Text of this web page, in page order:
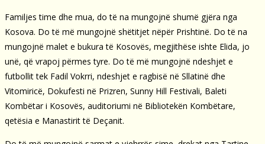
Familjes time dhe mua, do të na mungojnë shumë gjëra nga
Kosova. Do të më mungojnë shëtitjet nëpër Prishtinë. Do të na
mungojnë malet e bukura të Kosovës, megjithëse ishte Elida, jo
unë, që vrapoj përmes tyre. Do të më mungojnë ndeshjet e
futbollit tek Fadil Vokrri, ndeshjet e ragbisë në Sllatinë dhe
Vitomiricë, Dokufesti në Prizren, Sunny Hill Festivali, Baleti
Kombëtar i Kosovës, auditoriumi në Bibliotekën Kombëtare,
qetësia e Manastirit të Deçanit.